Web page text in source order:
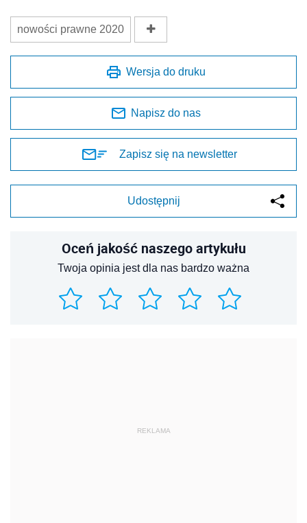
nowości prawne 2020
Wersja do druku
Napisz do nas
Zapisz się na newsletter
Udostępnij
Oceń jakość naszego artykułu
Twoja opinia jest dla nas bardzo ważna
REKLAMA